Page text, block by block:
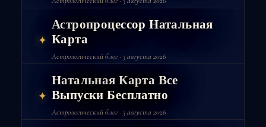
✦
Астропроцессор Натальная
Карта
Астрологический блог · 3 августа 2026
✦
Натальная Карта Все
Выпуски Бесплатно
Астрологический блог · 3 августа 2026